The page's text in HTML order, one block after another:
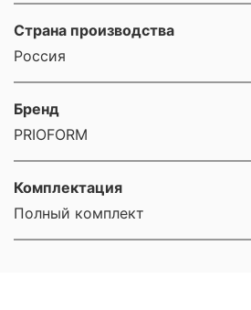
Страна производства
Россия
Бренд
PRIOFORM
Комплектация
Полный комплект